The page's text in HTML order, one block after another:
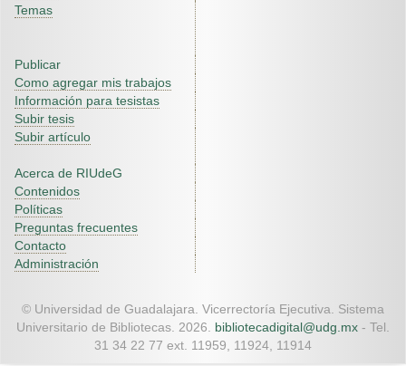
Temas
Publicar
Como agregar mis trabajos
Información para tesistas
Subir tesis
Subir artículo
Acerca de RIUdeG
Contenidos
Políticas
Preguntas frecuentes
Contacto
Administración
© Universidad de Guadalajara. Vicerrectoría Ejecutiva. Sistema
Universitario de Bibliotecas. 2026. bibliotecadigital@udg.mx - Tel.
31 34 22 77 ext. 11959, 11924, 11914